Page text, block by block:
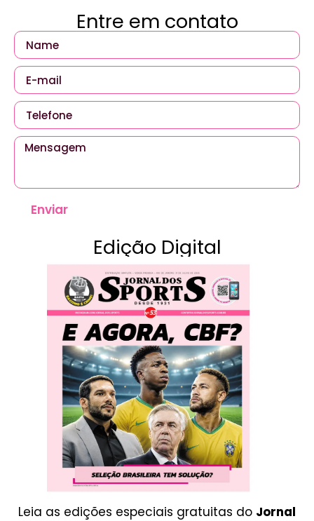
Entre em contato
Enviar
Edição Digital
Leia as edições especiais gratuitas do Jornal